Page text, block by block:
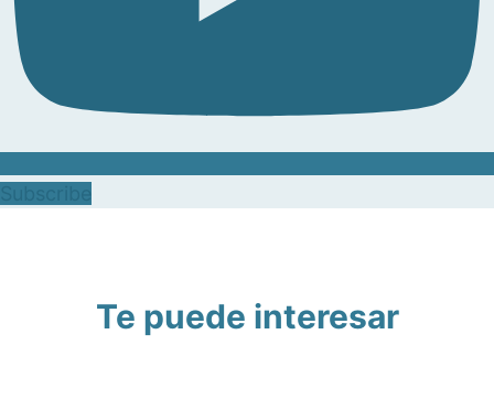
Te puede interesar